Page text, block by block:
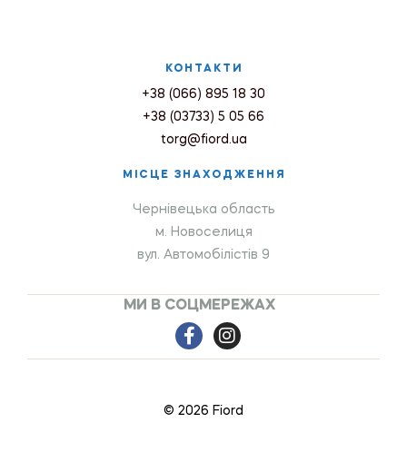
КОНТАКТИ
+38 (066) 895 18 30
+38 (03733) 5 05 66
torg@fiord.ua
МІСЦЕ ЗНАХОДЖЕННЯ
Чернівецька область
м. Новоселиця
вул. Автомобілістів 9
МИ В СОЦМЕРЕЖАХ
© 2026 Fiord